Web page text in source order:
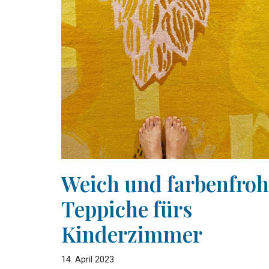
Weich und
Teppiche fürs
Kinderzimmer
14. April 2023